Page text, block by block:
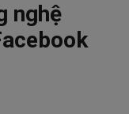
nghệ